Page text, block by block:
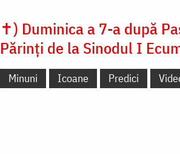
✝) Duminica a 7-a după
Părinți de la Sinodul I
Minuni Icoane Predici